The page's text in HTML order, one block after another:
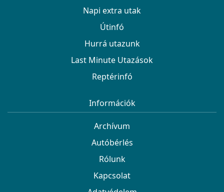
Napi extra utak
Útinfó
Hurrá utazunk
Last Minute Utazások
Reptérinfó
Információk
Archívum
Autóbérlés
Rólunk
Kapcsolat